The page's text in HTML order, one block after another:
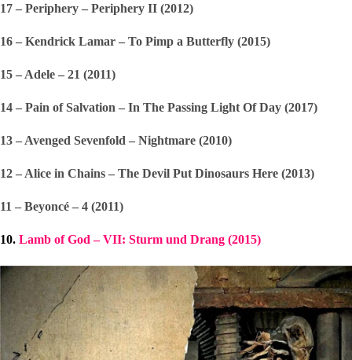
17 – Periphery – Periphery II (2012)
16 – Kendrick Lamar – To Pimp a Butterfly (2015)
15 – Adele – 21 (2011)
14 – Pain of Salvation – In The Passing Light Of Day (2017)
13 – Avenged Sevenfold – Nightmare (2010)
12 – Alice in Chains – The Devil Put Dinosaurs Here (2013)
11 – Beyoncé – 4 (2011)
10. Lamb of God – VII: Sturm und Drang (2015)